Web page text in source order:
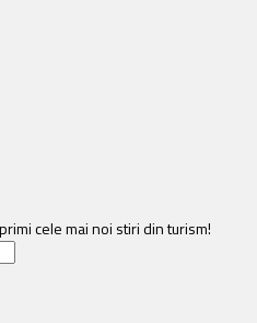
cele mai noi stiri din turism!